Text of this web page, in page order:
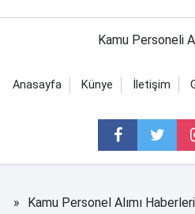
Kamu Personeli
Anasayfa Künye İletişim
Kamu Personel Alımı Haberleri